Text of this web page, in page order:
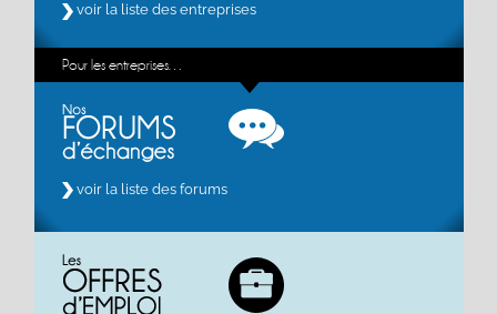
voir la liste des entreprises
Pour les entreprises…
voir la liste des forums